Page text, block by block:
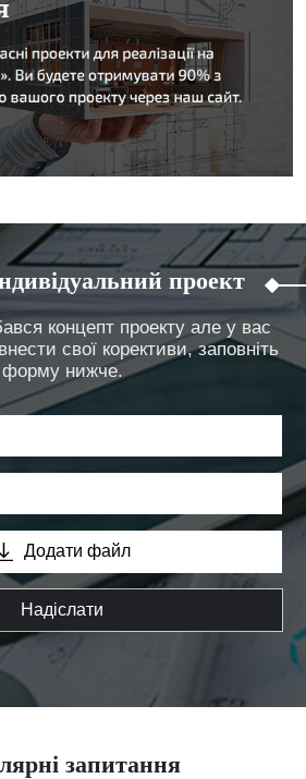
проект
концепт проекту але у вас
свої корективи, заповніть
форму нижче.
Додати файл
Надіслати
запитання